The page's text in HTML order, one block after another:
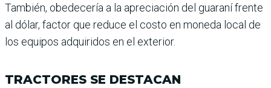
También, obedecería a la apre­ciación del guaraní frente
al dólar, factor que reduce el costo en moneda local de
los equipos adquiridos en el exterior.
TRACTORES SE DESTACAN